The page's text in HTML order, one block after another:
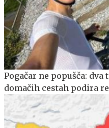
Pogačar ne popušča: dva
domačih cestah podira